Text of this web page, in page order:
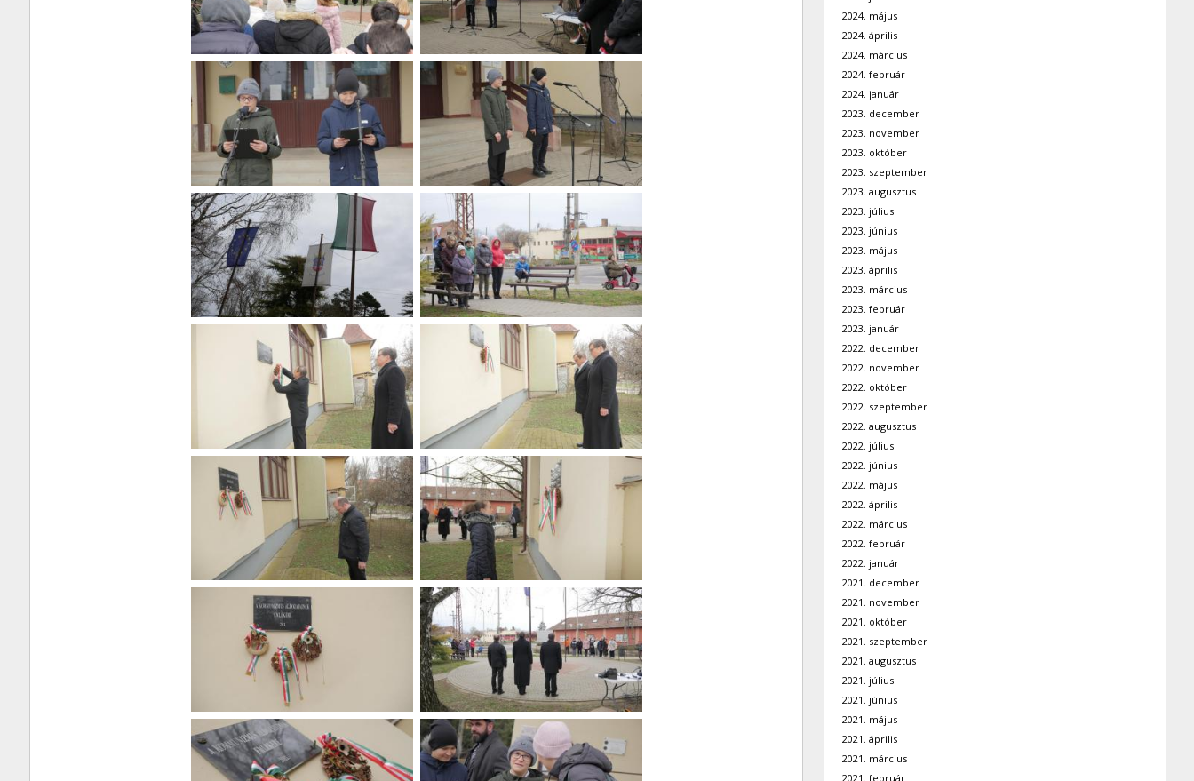
2024. május
2024. április
2024. március
2024. február
2024. január
2023. december
2023. november
2023. október
2023. szeptember
2023. augusztus
2023. július
2023. június
2023. május
2023. április
2023. március
2023. február
2023. január
2022. december
2022. november
2022. október
2022. szeptember
2022. augusztus
2022. július
2022. június
2022. május
2022. április
2022. március
2022. február
2022. január
2021. december
2021. november
2021. október
2021. szeptember
2021. augusztus
2021. július
2021. június
2021. május
2021. április
2021. március
2021. február